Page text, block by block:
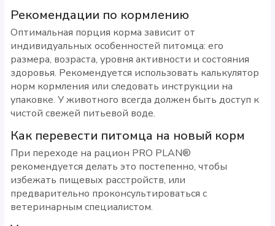
Рекомендации по кормлению
Оптимальная порция корма зависит от
индивидуальных особенностей питомца: его
размера, возраста, уровня активности и состояния
здоровья. Рекомендуется использовать калькулятор
норм кормления или следовать инструкции на
упаковке. У животного всегда должен быть доступ к
чистой свежей питьевой воде.
Как перевести питомца на новый корм
При переходе на рацион PRO PLAN®
рекомендуется делать это постепенно, чтобы
избежать пищевых расстройств, или
предварительно проконсультироваться с
ветеринарным специалистом.